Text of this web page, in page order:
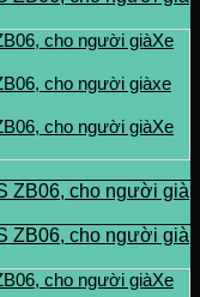
Xe
xe
Xe
Xe